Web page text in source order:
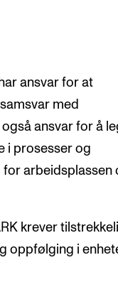
ansvar for at
med
ansvar for å
i prosesser og
arbeidsplassen
krever
oppfølging i